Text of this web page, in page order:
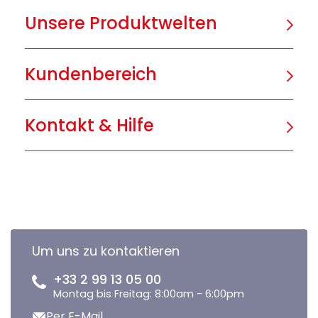
Unsere Produktwelten
Kundenbereich
Kontakt & Hilfe
Um uns zu kontaktieren
+33 2 99 13 05 00
Montag bis Freitag: 8:00am - 6:00pm